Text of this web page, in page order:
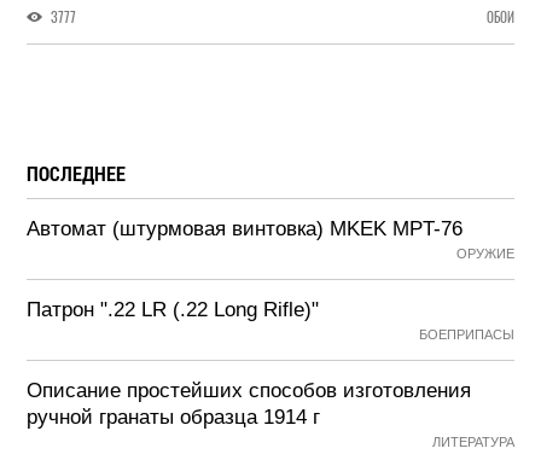
3777 ОБОИ
ПОСЛЕДНЕЕ
Автомат (штурмовая винтовка) MKEK MPT-76
ОРУЖИЕ
Патрон ".22 LR (.22 Long Rifle)"
БОЕПРИПАСЫ
Описание простейших способов изготовления
ручной гранаты образца 1914 г
ЛИТЕРАТУРА